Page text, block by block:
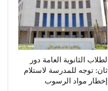
لطلاب الثانوية العامة دور
ثان: توجه للمدرسة لاستلام
إخطار مواد الرسوب